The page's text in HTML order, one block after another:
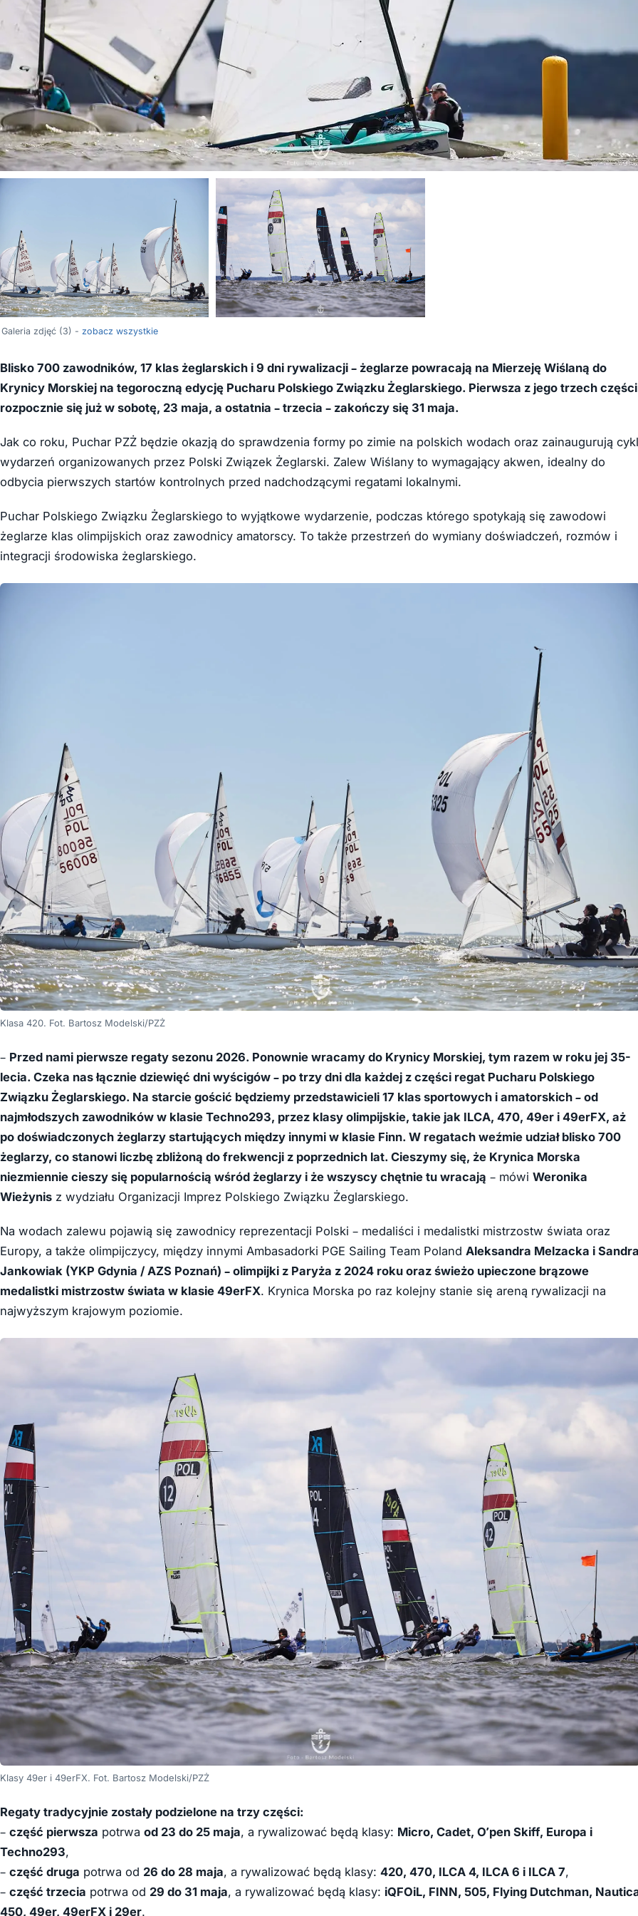
Galeria zdjęć (3) - zobacz wszystkie
Blisko 700 zawodników, 17 klas żeglarskich i 9 dni rywalizacji – żeglarze powracają na Mierzeję Wiślaną do
Krynicy Morskiej na tegoroczną edycję Pucharu Polskiego Związku Żeglarskiego. Pierwsza z jego trzech części
rozpocznie się już w sobotę, 23 maja, a ostatnia – trzecia – zakończy się 31 maja.
Jak co roku, Puchar PZŻ będzie okazją do sprawdzenia formy po zimie na polskich wodach oraz zainaugurują cykl
wydarzeń organizowanych przez Polski Związek Żeglarski. Zalew Wiślany to wymagający akwen, idealny do
odbycia pierwszych startów kontrolnych przed nadchodzącymi regatami lokalnymi.
Puchar Polskiego Związku Żeglarskiego to wyjątkowe wydarzenie, podczas którego spotykają się zawodowi
żeglarze klas olimpijskich oraz zawodnicy amatorscy. To także przestrzeń do wymiany doświadczeń, rozmów i
integracji środowiska żeglarskiego.
Klasa 420. Fot. Bartosz Modelski/PZŻ
– Przed nami pierwsze regaty sezonu 2026. Ponownie wracamy do Krynicy Morskiej, tym razem w roku jej 35-
lecia. Czeka nas łącznie dziewięć dni wyścigów – po trzy dni dla każdej z części regat Pucharu Polskiego
Związku Żeglarskiego. Na starcie gościć będziemy przedstawicieli 17 klas sportowych i amatorskich – od
najmłodszych zawodników w klasie Techno293, przez klasy olimpijskie, takie jak ILCA, 470, 49er i 49erFX, aż
po doświadczonych żeglarzy startujących między innymi w klasie Finn. W regatach weźmie udział blisko 700
żeglarzy, co stanowi liczbę zbliżoną do frekwencji z poprzednich lat. Cieszymy się, że Krynica Morska
niezmiennie cieszy się popularnością wśród żeglarzy i że wszyscy chętnie tu wracają – mówi Weronika
Wieżynis z wydziału Organizacji Imprez Polskiego Związku Żeglarskiego.
Na wodach zalewu pojawią się zawodnicy reprezentacji Polski – medaliści i medalistki mistrzostw świata oraz
Europy, a także olimpijczycy, między innymi Ambasadorki PGE Sailing Team Poland Aleksandra Melzacka i
Jankowiak (YKP Gdynia / AZS Poznań) – olimpijki z Paryża z 2024 roku oraz świeżo upieczone brązowe
medalistki mistrzostw świata w klasie 49erFX. Krynica Morska po raz kolejny stanie się areną rywalizacji na
najwyższym krajowym poziomie.
Klasy 49er i 49erFX. Fot. Bartosz Modelski/PZŻ
Regaty tradycyjnie zostały podzielone na trzy części:
– część pierwsza potrwa od 23 do 25 maja, a rywalizować będą klasy: Micro, Cadet, O’pen Skiff, Europa i
Techno293,
– część druga potrwa od 26 do 28 maja, a rywalizować będą klasy: 420, 470, ILCA 4, ILCA 6 i ILCA 7,
– część trzecia potrwa od 29 do 31 maja, a rywalizować będą klasy: iQFOiL, FINN, 505, Flying Dutchman,
450, 49er, 49erFX i 29er.